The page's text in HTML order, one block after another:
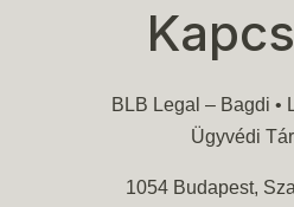
BLB Legal – Bagdi •
Ügyvédi
1054 Budapest,